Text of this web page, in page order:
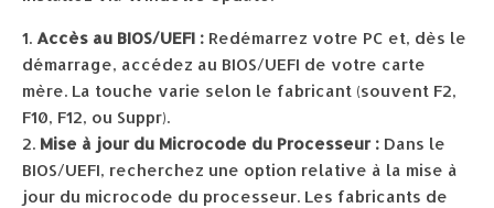
Accès au BIOS/UEFI : Redémarrez votre PC et, dès le
démarrage, accédez au BIOS/UEFI de votre carte
mère. La touche varie selon le fabricant (souvent F2,
F10, F12, ou Suppr).
Mise à jour du Microcode du Processeur : Dans le
BIOS/UEFI, recherchez une option relative à la mise à
jour du microcode du processeur. Les fabricants de